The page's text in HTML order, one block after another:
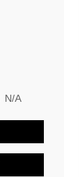
N/A